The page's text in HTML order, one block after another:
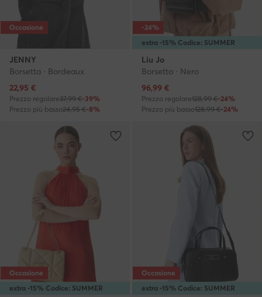
Occasione
JENNY
Borsetta · Bordeaux
Prezzo attuale
22,95 €
Prezzo regolare37,99 €-39%
Prezzo più basso24,95 €-8%
extra -15% Codice: SUMMER
-24%
Liu Jo
Borsetta · Nero
Prezzo attuale
96,99 €
Prezzo regolare128,99 €-24%
Prezzo più basso128,99 €-24%
extra -15% Codice: SUMMER
Occasione
extra -15% Codice: SUMMER
Occasione